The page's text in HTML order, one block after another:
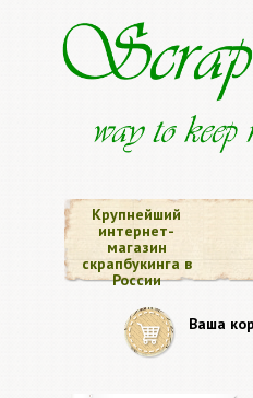
Крупнейший
интернет-
магазин
скрапбукинга в
России
Ваша